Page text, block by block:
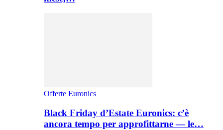
Offerte Euronics
Black Friday d’Estate Euronics: c’è
ancora tempo per approfittarne — le…